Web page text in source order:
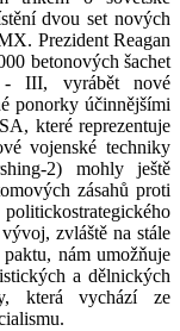
dvou set nových
Prezident Reagan
betonových šachet
- III, vyrábět nové
ponorky účinnějšími
které reprezentuje
vojenské techniky
2) mohly ještě
zásahů proti
zvláště na stále
nám umožňuje
a dělnických
která vychází ze